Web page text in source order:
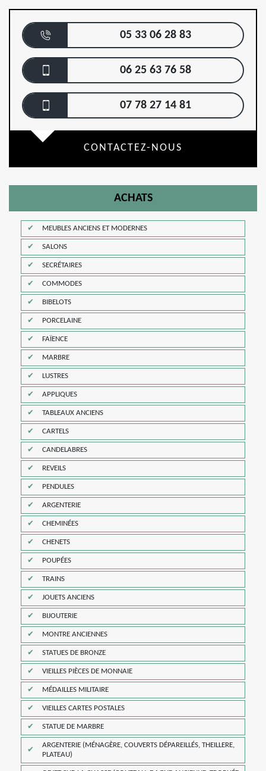
05 33 06 28 83
06 25 63 76 58
07 78 27 14 81
CONTACTEZ-NOUS
ACHATS
MEUBLES ANCIENS ET MODERNES
SALONS
SECRÉTAIRES
COMMODES
BIBELOTS
PORCELAINE
FAÏENCE
MARBRE
LUSTRES
APPLIQUES
TABLEAUX ANCIENS
CARTELS
CANDELABRES
REVEILS
PENDULES
ARGENTERIE
CHEMINÉES
CHENETS
POUPÉES
TRAINS
JOUETS ANCIENS
BIJOUTERIE
MONTRE ANCIENNES
STATUES DE BRONZE
VIEILLES PIÈCES DE MONNAIE
MÉDAILLES MILITAIRE
VIEILLES CARTES POSTALES
STATUE DE MARBRE
ARGENTERIE (MÉNAGÈRE, COUVERTS DÉPAREILLÉS, THEILLERE,
PLATEAU)